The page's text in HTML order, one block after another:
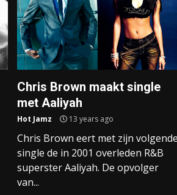
Chris Brown maakt single
met Aaliyah
Hot Jamz 13 years ago
Chris Brown eert met zijn
single de in 2001 overleden R&B
superster Aaliyah. De opvolger
van...